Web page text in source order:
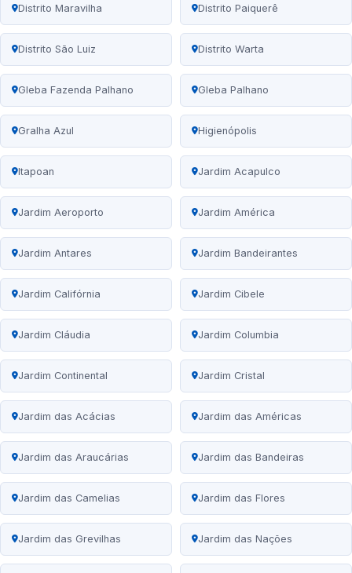
Distrito Maravilha Distrito Paiquerê
Distrito São Luiz Distrito Warta
Gleba Fazenda Palhano Gleba Palhano
Gralha Azul Higienópolis
Itapoan Jardim Acapulco
Jardim Aeroporto Jardim América
Jardim Antares Jardim Bandeirantes
Jardim Califórnia Jardim Cibele
Jardim Cláudia Jardim Columbia
Jardim Continental Jardim Cristal
Jardim das Acácias Jardim das Américas
Jardim das Araucárias Jardim das Bandeiras
Jardim das Camelias Jardim das Flores
Jardim das Grevilhas Jardim das Nações